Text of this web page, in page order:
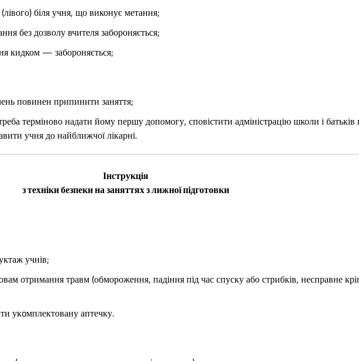
біля учня, що виконує метання;
без дозволу вчителя забороняється;
кидком — забороняється;
повинен припинити заняття;
терміново надати йому першу допомогу, сповістити адміністрацію школи і батьків
учня до найближчої лікарні.
Інструкція
з техніки безпеки на заняттях з лижної підготовки
учнів;
отримання травм (обмороження, падіння під час спуску або стрибків, несправне
укoмплектовану аптечку.